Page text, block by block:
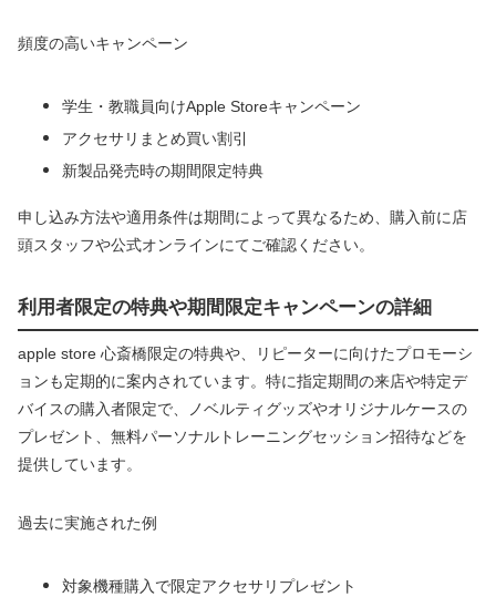
頻度の高いキャンペーン
学生・教職員向けApple Storeキャンペーン
アクセサリまとめ買い割引
新製品発売時の期間限定特典
申し込み方法や適用条件は期間によって異なるため、購入前に店
頭スタッフや公式オンラインにてご確認ください。
利用者限定の特典や期間限定キャンペーンの詳細
apple store 心斎橋限定の特典や、リピーターに向けたプロモーシ
ョンも定期的に案内されています。特に指定期間の来店や特定デ
バイスの購入者限定で、ノベルティグッズやオリジナルケースの
プレゼント、無料パーソナルトレーニングセッション招待などを
提供しています。
過去に実施された例
対象機種購入で限定アクセサリプレゼント